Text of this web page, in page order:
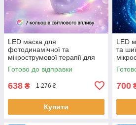
LED маска для
фотодинамічної та
мікрострумової терапії для
омолодження, боротьби з
акне, пігментацією та
Готово до відправки
638 ₴ 1 276 ₴
Купити
LED
та
700